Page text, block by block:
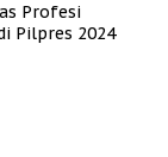
Profesi
Pilpres 2024